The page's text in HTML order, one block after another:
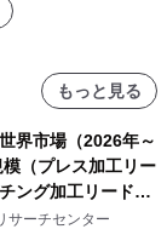
もっと見る
界市場（2026年～
（プレス加工リー
ング加工リードフ
ートを発表
サーチセンター